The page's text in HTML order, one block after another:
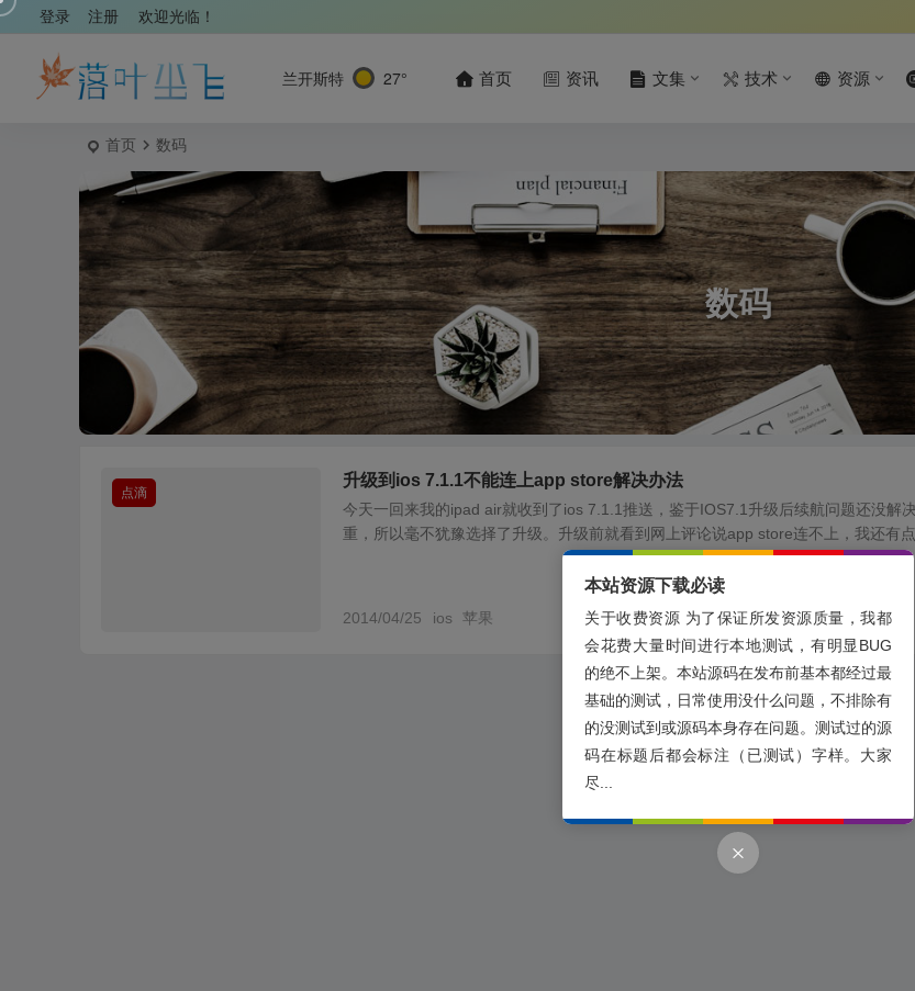
欢迎光临！
登录 注册
兰开斯特 27° 首页 资讯 文集 技术 资源
首页 数码
数码
点滴
升级到ios 7.1.1不能连上app store解决办法
今天一回来我的ipad air就收到了ios 7.1.1推送，鉴于IOS7.1升级后续航问题还没解
重，所以毫不犹豫选择了升级。升级前就看到网上评论说app store连不上，我还有点
2014/04/25 ios 苹果
本站资源下载必读
关于收费资源 为了保证所发资源质量，我都
会花费大量时间进行本地测试，有明显BUG
的绝不上架。本站源码在发布前基本都经过最
基础的测试，日常使用没什么问题，不排除有
的没测试到或源码本身存在问题。测试过的源
码在标题后都会标注（已测试）字样。大家
尽...